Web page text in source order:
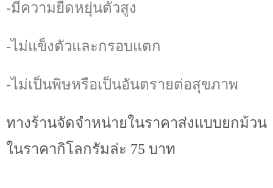
-มีความยืดหยุ่นตัวสูง
-ไม่แข็งตัวและกรอบแตก
-ไม่เป็นพิษหรือเป็นอันตรายต่อสุขภาพ
ทางร้านจัดจำหน่ายในราคาส่งแบบยกม้วน
ในราคากิโลกรัมล่ะ 75 บาท